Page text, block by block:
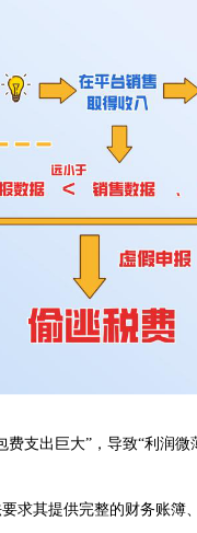
支出巨大”，导致“利润微
求其提供完整的财务账簿